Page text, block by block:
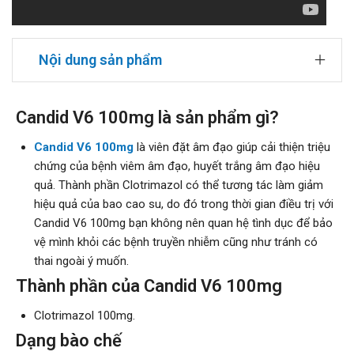
Nội dung sản phẩm
Candid V6 100mg là sản phẩm gì?
Candid V6 100mglà viên đặt âm đạo giúp cải thiện triệu
chứng của bệnh viêm âm đạo, huyết trắng âm đạo hiệu
quả. Thành phần Clotrimazol có thể tương tác làm giảm
hiệu quả của bao cao su, do đó trong thời gian điều trị với
Candid V6 100mg bạn không nên quan hệ tình dục để bảo
vệ mình khỏi các bệnh truyền nhiễm cũng như tránh có
thai ngoài ý muốn.
Thành phần của Candid V6 100mg
Clotrimazol 100mg.
Dạng bào chế